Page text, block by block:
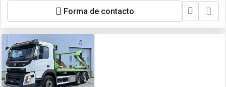
Forma de contacto